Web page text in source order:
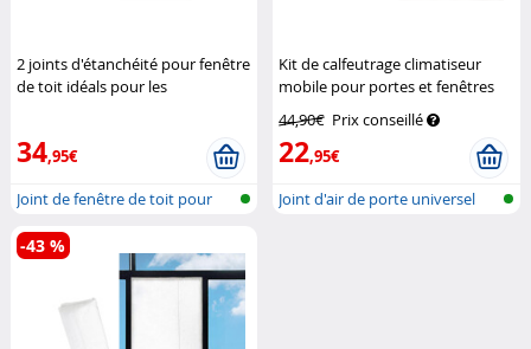
2 joints d'étanchéité pour fenêtre
de toit idéals pour les
34,95€
Joint de fenêtre de toit pour
clima...
Kit de calfeutrage climatiseur
mobile pour portes et fenêtres
Haushaltsgeräte
44,90€ Prix conseillé
22,95€
Joint d'air de porte universel
-43 %